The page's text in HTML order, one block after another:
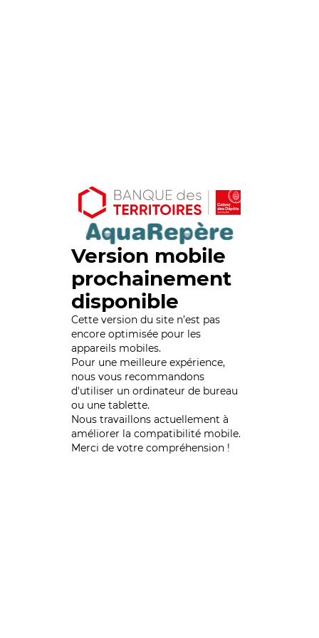
Version mobile
prochainement
disponible
Cette version du site n’est pas
encore optimisée pour les
appareils mobiles.
Pour une meilleure expérience,
nous vous recommandons
d'utiliser un ordinateur de bureau
ou une tablette.
Nous travaillons actuellement à
améliorer la compatibilité mobile.
Merci de votre compréhension !